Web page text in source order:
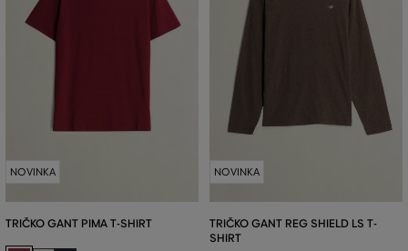
NOVINKA
TRIČKO GANT PIMA T-SHIRT
NOVINKA
TRIČKO GANT REG SHIELD LS T-
SHIRT